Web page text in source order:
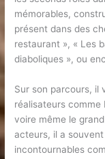
mémorables,
présent dans des
restaurant », « Les
diaboliques », ou
Sur son parcours, il
réalisateurs comme
voire même le
acteurs, il a
incontournables